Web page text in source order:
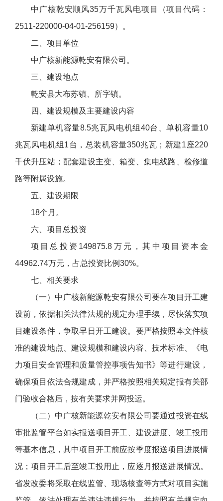
中广核乾安顺风35万千瓦风电项目
（项目代码：
2511-220000-04-01-256159）。
二、项目单位
中广核新能源乾安有限公司。
三、建设地点
乾安县大布苏镇、所字镇。
四、建设规模及主要建设内容
新建单机容量8.5兆瓦风电机组40台、单机容量10
兆瓦风电机组1台，总装机容量350兆瓦；新建1座220
千伏升压站；配套建设主变、箱变、集电线路、检修道
路等附属设施。
五、建设期限
18个月。
六、项目总投资
项目总投资149875.8万元，其中项目资本金
44962.74万元，占总投资比例30%。
七、相关要求
（一）中广核新能源乾安有限公司要在项目开工建
设前，依据相关法律法规的规定办理手续，尽快落实项
目建设条件，争取早日开工建设。要严格按照本文件核
准的建设地点、建设规模和建设内容、技术标准、《电
力项目安全管理和质量管控事项告知书》等进行建设，
确保项目依法合规建成，并严格按照相关规定报有关部
门验收合格后，按有关要求并网投运。
（二）中广核新能源乾安有限公司要通过投资在线
审批监管平台如实报送项目开工、建设进度、竣工投用
等基本信息，其中项目开工前应按季度报送项目进展情
况；项目开工后至竣工投用止，应逐月报送进展情况。
省发改委将采取在线监管、现场核查等方式对项目实施